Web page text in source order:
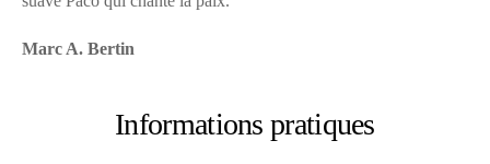
Marc A. Bertin
Informations pratiques